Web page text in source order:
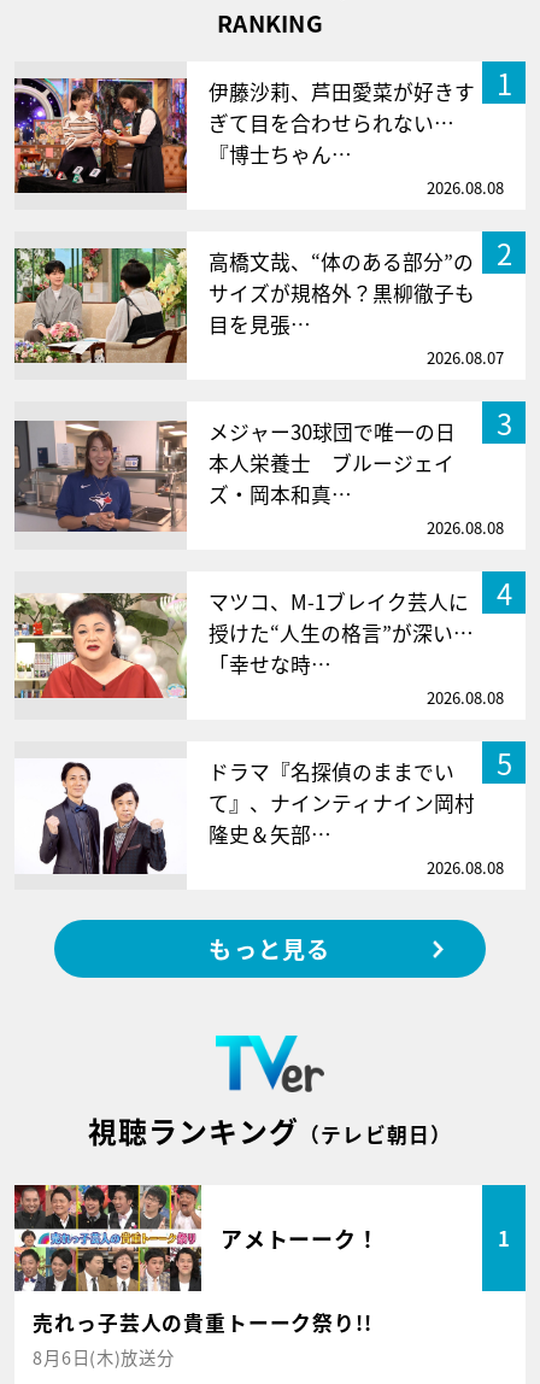
RANKING
1
伊藤沙莉、芦田愛菜が好きす
ぎて目を合わせられない…
『博士ちゃん…
2026.08.08
2
高橋文哉、“体のある部分”の
サイズが規格外？黒柳徹子も
目を見張…
2026.08.07
3
メジャー30球団で唯一の日
本人栄養士 ブルージェイ
ズ・岡本和真…
2026.08.08
4
マツコ、M-1ブレイク芸人に
授けた“人生の格言”が深い…
「幸せな時…
2026.08.08
5
ドラマ『名探偵のままでい
て』、ナインティナイン岡村
隆史＆矢部…
2026.08.08
もっと見る
視聴ランキング （テレビ朝日）
アメトーーク！ 1
売れっ子芸人の貴重トーーク祭り!!
8月6日(木)放送分